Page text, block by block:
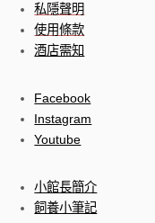
私隱聲明
使用條款
酒店需知
Facebook
Instagram
Youtube
小館長簡介
飼養小筆記